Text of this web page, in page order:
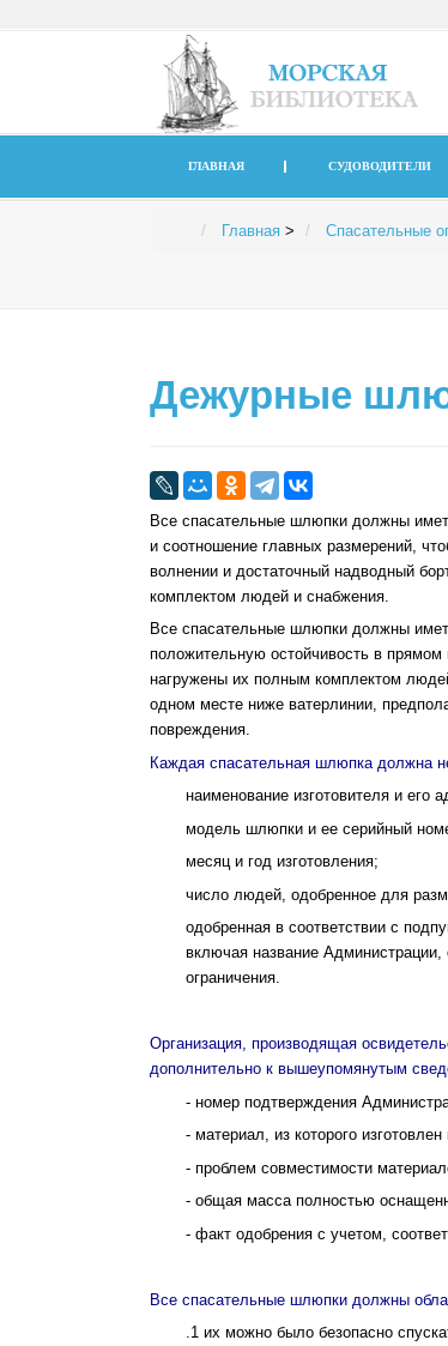
ГЛАВНАЯ СУДОВОДИТЕЛИ
Главная > Спасательные
Дежурные
Все спасательные шлюпки должны
и соотношение главных размерений,
волнении и достаточный надводный
комплектом людей и снабжения.
Все спасательные шлюпки должны
положительную остойчивость в прямом
нагружены их полным комплектом
одном месте ниже ватерлинии,
повреждения.
Каждая спасательная шлюпка должна
наименование изготовителя и его
модель шлюпки и ее серийный
месяц и год изготовления;
число людей, одобренное для
одобренная в соответствии с
включая название
ограничения.
Организация, производящая
дополнительно к вышеупомянутым
- номер подтверждения
- материал, из которого
- проблем совместимости
- общая масса полностью
- факт одобрения с учетом,
Все спасательные шлюпки должны
.1 их можно было безопасно